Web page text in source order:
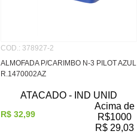
COD.: 378927-2
ALMOFADA P/CARIMBO N-3 PILOT AZUL
R.1470002AZ
ATACADO - IND UNID
R$ 32,99
Acima de
R$1000
R$ 29,03